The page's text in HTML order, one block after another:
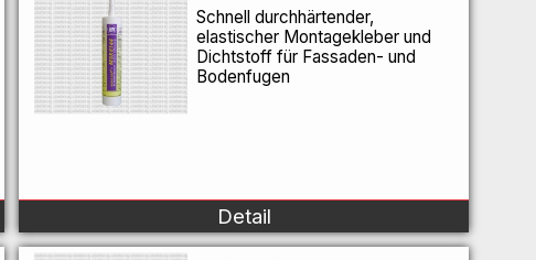
Schnell durchhärtender,
elastischer Montagekleber und
Dichtstoff für Fassaden- und
Bodenfugen
Detail